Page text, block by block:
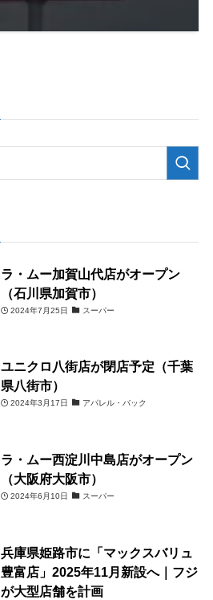
ラ・ムー加賀山代店がオープン
（石川県加賀市）
2024年7月25日 スーパー
ユニクロ八街店が閉店予定（千葉
県八街市）
2024年3月17日 アパレル・バック
ラ・ムー西淀川中島店がオープン
（大阪府大阪市）
2024年6月10日 スーパー
兵庫県姫路市に「マックスバリュ
豊富店」2025年11月新設へ｜フジ
が大型店舗を計画